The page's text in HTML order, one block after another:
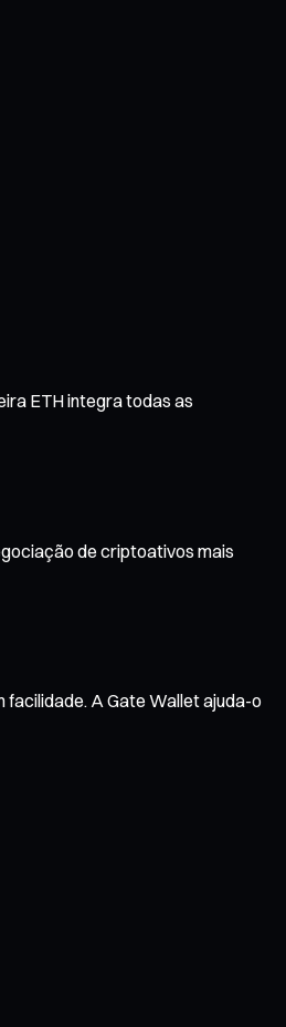
ETH integra todas as
de criptoativos mais
facilidade. A Gate Wallet ajuda-o